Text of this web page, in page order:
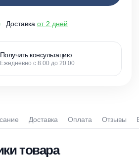
Доставка от 2 дней
Получить консультацию
Ежедневно с 8:00 до 20:00
Доставка Оплата Отзывы
товара